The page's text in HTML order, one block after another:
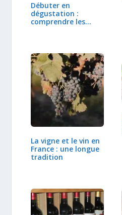
Débuter en
dégustation :
comprendre les
La vigne et le vin en
France : une longue
tradition